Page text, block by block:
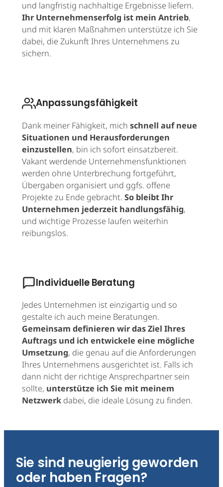
und langfristig nachhaltige Ergebnisse liefern.
Ihr Unternehmenserfolg ist mein Antrieb,
und mit klaren Maßnahmen unterstütze ich Sie
dabei, die Zukunft Ihres Unternehmens zu
sichern.
Anpassungsfähigkeit
Dank meiner Fähigkeit, mich schnell auf neue
Situationen und Herausforderungen
einzustellen, bin ich sofort einsatzbereit.
Vakant werdende Unternehmensfunktionen
werden ohne Unterbrechung fortgeführt,
Übergaben organisiert und ggfs. offene
Projekte zu Ende gebracht. So bleibt Ihr
Unternehmen jederzeit handlungsfähig,
und wichtige Prozesse laufen weiterhin
reibungslos.
Individuelle Beratung
Jedes Unternehmen ist einzigartig und so
gestalte ich auch meine Beratungen.
Gemeinsam definieren wir das Ziel Ihres
Auftrags und ich entwickele eine mögliche
Umsetzung, die genau auf die Anforderungen
Ihres Unternehmens ausgerichtet ist. Falls ich
dann nicht der richtige Ansprechpartner sein
sollte, unterstütze ich Sie mit meinem
Netzwerk dabei, die ideale Lösung zu finden.
Sie sind neugierig geworden
oder haben Fragen?